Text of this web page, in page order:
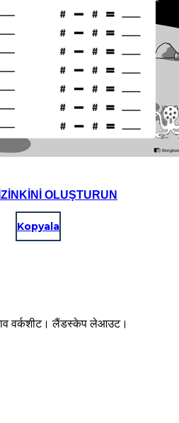
OLUŞTURUN
Kopyala
वर्कशीट। लैंडस्केप लेआउट।